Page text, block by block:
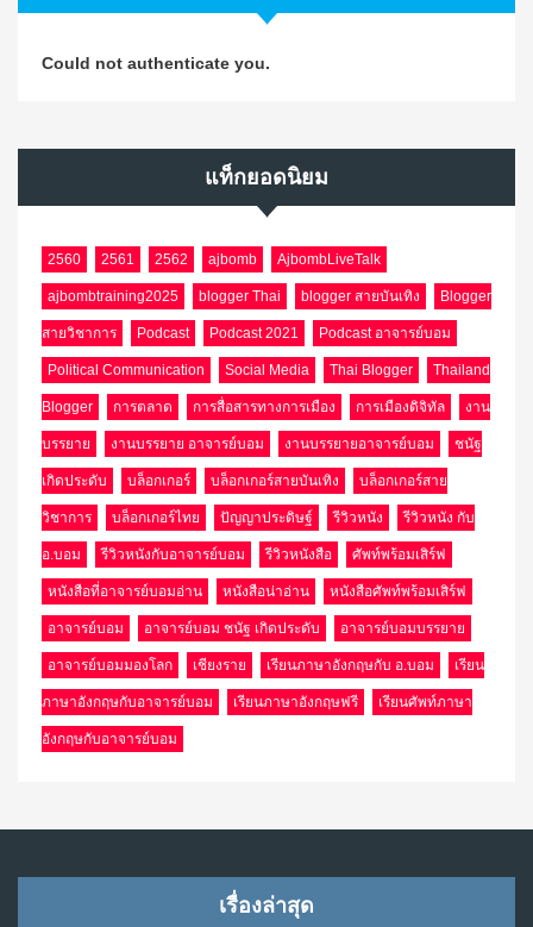
Could not authenticate you.
แท็กยอดนิยม
2560 2561 2562 ajbomb AjbombLiveTalk
ajbombtraining2025 blogger Thai blogger สายบันเทิง Blogger
สายวิชาการ Podcast Podcast 2021 Podcast อาจารย์บอม
Political Communication Social Media Thai Blogger Thailand
Blogger การตลาด การสื่อสารทางการเมือง การเมืองดิจิทัล งาน
บรรยาย งานบรรยาย อาจารย์บอม งานบรรยายอาจารย์บอม ชนัฐ
เกิดประดับ บล็อกเกอร์ บล็อกเกอร์สายบันเทิง บล็อกเกอร์สาย
วิชาการ บล็อกเกอร์ไทย ปัญญาประดิษฐ์ รีวิวหนัง รีวิวหนัง กับ
อ.บอม รีวิวหนังกับอาจารย์บอม รีวิวหนังสือ ศัพท์พร้อมเสิร์ฟ
หนังสือที่อาจารย์บอมอ่าน หนังสือน่าอ่าน หนังสือศัพท์พร้อมเสิร์ฟ
อาจารย์บอม อาจารย์บอม ชนัฐ เกิดประดับ อาจารย์บอมบรรยาย
อาจารย์บอมมองโลก เชียงราย เรียนภาษาอังกฤษกับ อ.บอม เรียน
ภาษาอังกฤษกับอาจารย์บอม เรียนภาษาอังกฤษฟรี เรียนศัพท์ภาษา
อังกฤษกับอาจารย์บอม
เรื่องล่าสุด